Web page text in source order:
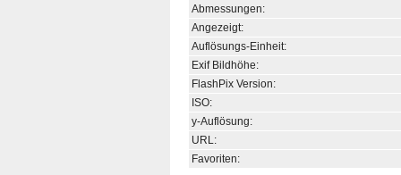
Abmessungen:
Angezeigt:
Auflösungs-Einheit:
Exif Bildhöhe:
FlashPix Version:
ISO:
y-Auflösung:
URL:
Favoriten: